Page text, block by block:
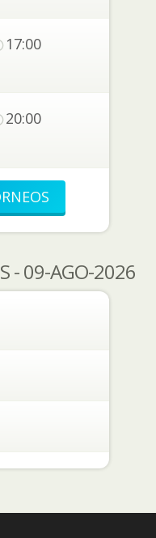
17:00
20:00
- 09-AGO-2026